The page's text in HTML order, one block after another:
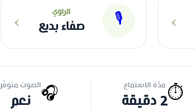
›
🎙 الراوي
صفاء بديع ›
⏱️ مدّة الاستماع
2 دقيقة 🎧الصوت متوفّر
نعم